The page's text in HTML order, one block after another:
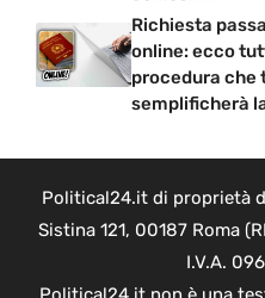
Richiesta
online: ecco
procedura che
semplificherà
Political24.it di proprietà di
Sistina 121, 00187 Roma
I.V.A.